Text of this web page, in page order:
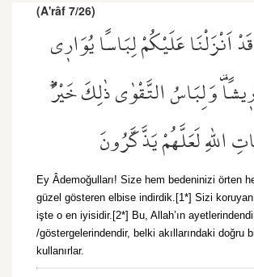
(A'râf 7/26)
اَنْزَلْنَا عَلَيْكُمْ لِبَاسًا يُوَار۪ي
وَلِبَاسُ التَّقْوٰى ذٰلِكَ خَيْرٌۜ
اللّٰهِ لَعَلَّهُمْ يَذَّكَّرُونَ
Ey Âdemoğulları! Size hem bedeninizi örten
güzel gösteren elbise indirdik.[1*] Sizi
işte o en iyisidir.[2*] Bu, Allah’ın
/göstergelerindendir, belki akıllarındaki doğru
kullanırlar.